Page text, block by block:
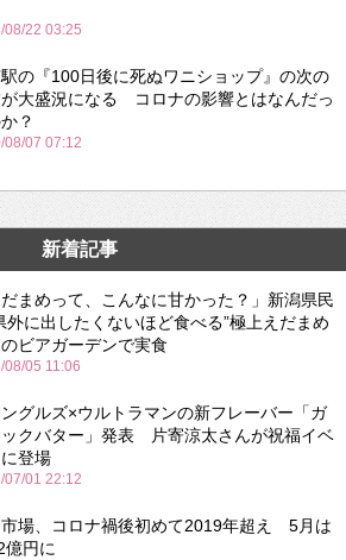
08/22 03:25
の『100日後に死ぬワニショップ』の次の
大盛況になる コロナの影響とはなんだっ
？
08/07 07:12
新着記事
だまめって、こんなに甘かった？」新潟県民
外に出したくないほど食べる”極上えだまめ
ビアガーデンで実食
08/05 11:06
グルズ×ウルトラマンの新フレーバー「ガ
クバター」発表 片寄涼太さんが祝福イベ
登場
07/01 22:12
場、コロナ禍後初めて2019年超え 5月は
億円に